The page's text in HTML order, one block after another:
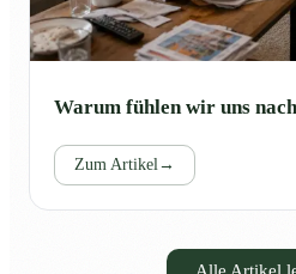
Warum fühlen wir uns
Zum Artikel→